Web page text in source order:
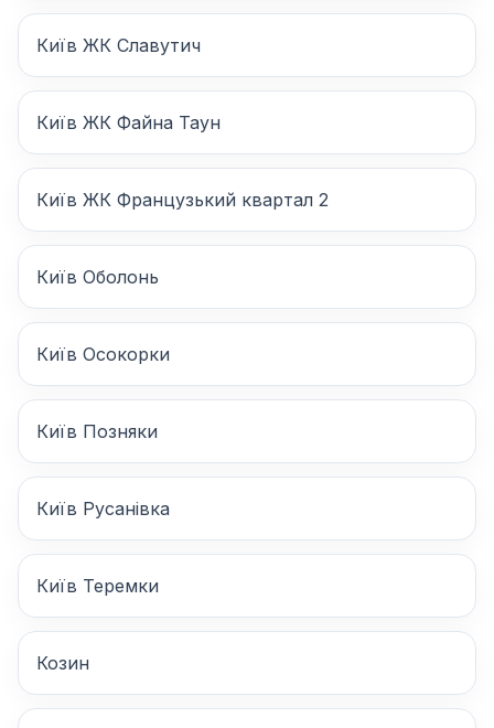
Київ ЖК Славутич
Київ ЖК Файна Таун
Київ ЖК Французький квартал 2
Київ Оболонь
Київ Осокорки
Київ Позняки
Київ Русанівка
Київ Теремки
Козин